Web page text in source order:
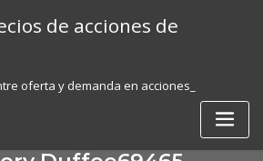
de acciones de
oferta y demanda en acciones_